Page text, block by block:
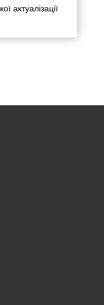
актуалізації